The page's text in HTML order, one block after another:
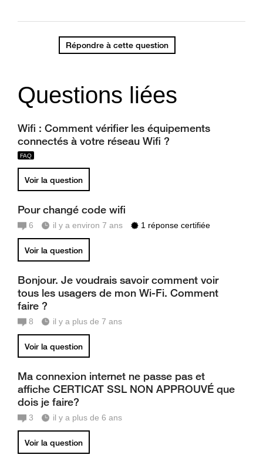
Répondre à cette question
Questions liées
Wifi : Comment vérifier les équipements
connectés à votre réseau Wifi ?
Voir la question
Pour changé code wifi
6 il y a environ 7 ans 1 réponse certifiée
Voir la question
Bonjour. Je voudrais savoir comment voir
tous les usagers de mon Wi-Fi. Comment
faire ?
8 il y a plus de 7 ans
Voir la question
Ma connexion internet ne passe pas et
affiche CERTICAT SSL NON APPROUVÉ que
dois je faire?
3 il y a plus de 6 ans
Voir la question